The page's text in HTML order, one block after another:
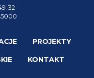
32
PROJEKTY
KONTAKT